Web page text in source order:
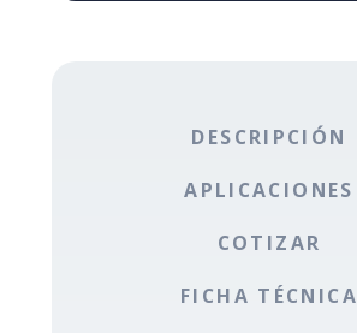
DESCRIPCIÓN
APLICACIONES
COTIZAR
FICHA TÉCNICA